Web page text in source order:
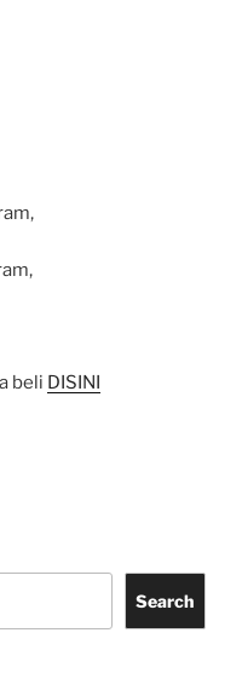
beli DISINI
Search